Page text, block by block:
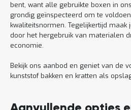
bent, want alle gebruikte boxen in
grondig geïnspecteerd om te
kwaliteitsnormen. Tegelijkertijd maak
door het hergebruik van materialen
economie.
Bekijk ons aanbod en geniet van de
kunststof bakken en kratten als